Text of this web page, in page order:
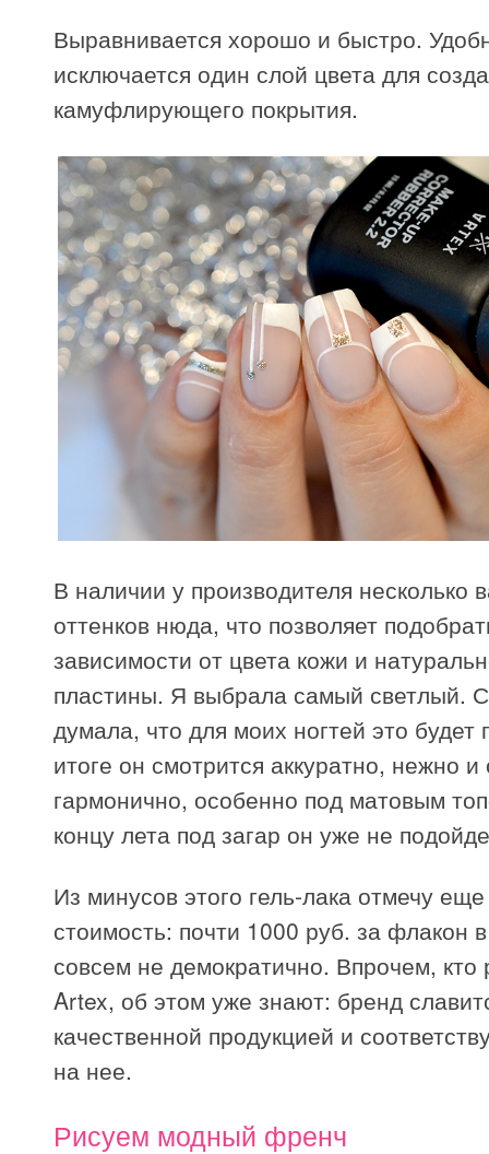
Выравнивается хорошо и быстро.
исключается один слой цвета для
камуфлирующего покрытия.
В наличии у производителя несколько
оттенков нюда, что позволяет
зависимости от цвета кожи и
пластины. Я выбрала самый светлый.
думала, что для моих ногтей это будет
итоге он смотрится аккуратно, нежно и
гармонично, особенно под матовым
концу лета под загар он уже не
Из минусов этого гель-лака отмечу еще
стоимость: почти 1000 руб. за флакон
совсем не демократично. Впрочем, кто
Artex, об этом уже знают: бренд
качественной продукцией и
на нее.
Рисуем модный френч